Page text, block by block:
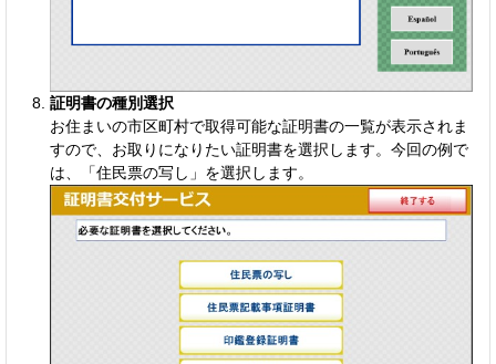
証明書の種別選択
お住まいの市区町村で取得可能な証明書の一覧が表示されま
すので、お取りになりたい証明書を選択します。今回の例で
は、「住民票の写し」を選択します。